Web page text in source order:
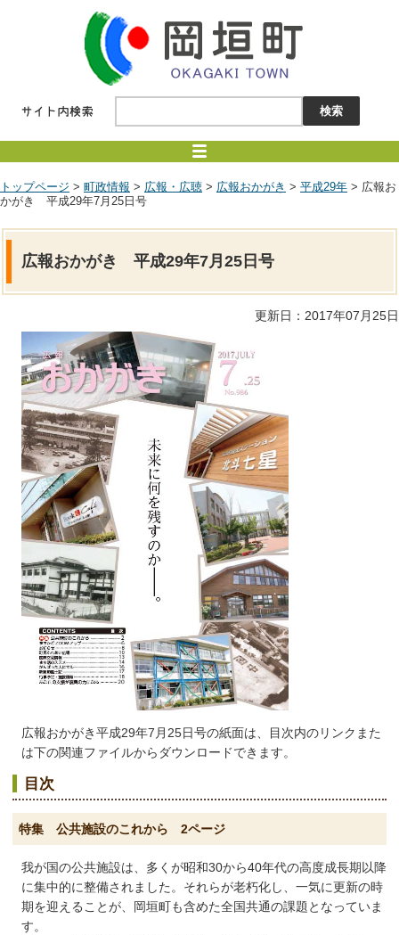
トップページ > 町政情報 > 広報・広聴 > 広報おかがき > 平成29年 > 広報お
かがき 平成29年7月25日号
広報おかがき 平成29年7月25日号
更新日：2017年07月25日
広報おかがき平成29年7月25日号の紙面は、目次内のリンクまた
は下の関連ファイルからダウンロードできます。
目次
特集 公共施設のこれから 2ページ
我が国の公共施設は、多くが昭和30から40年代の高度成長期以降
に集中的に整備されました。それらが老朽化し、一気に更新の時
期を迎えることが、岡垣町も含めた全国共通の課題となっていま
す。